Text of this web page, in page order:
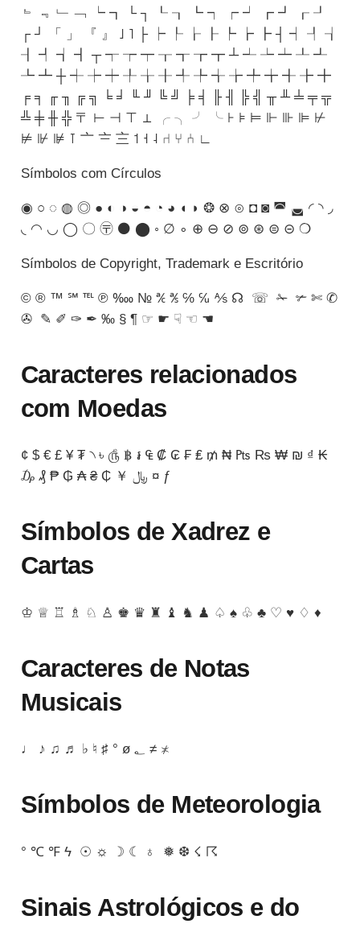
﹄ ﹃ ﹂ ﹁ ┕ ┓ └ ┐ ┖ ┒ ┗ ┑ ┍ ┙ ┏ ┛ ┎ ┚
┌ ┘ 「 」 『 』 ˩ ˥ ├ ┝ ┞ ┟ ┠ ┡ ┢ ┣ ┤ ┥ ┦ ┧
┨ ┩ ┪ ┫ ┬ ┭ ┮ ┯ ┰ ┱ ┲ ┳ ┴ ┵ ┶ ┷ ┸ ┹
┺ ┻ ┼ ┽ ┾ ┿ ╀ ╁ ╂ ╃ ╄ ╅ ╆ ╇ ╈ ╉ ╊ ╋
╒ ╕ ╓ ╖ ╔ ╗ ╘ ╛ ╙ ╜ ╚ ╝ ╞ ╡ ╟ ╢ ╠ ╣ ╥ ╨ ╧ ╤ ╦
╩ ╪ ╫ ╬ 〒 ⊢ ⊣ ⊤ ⊥ ╭ ╮ ╯ ╰ ⊦ ⊧ ⊨ ⊩ ⊪ ⊫ ⊬
⊭ ⊮ ⊯ ⊺ 〦 〧 〨 ˦ ˧ ˨ ⑁ ⑂ ⑃ ∟
Símbolos com Círculos
◉ ○ ◌ ◍ ◎ ● ◐ ◑ ◒ ◓ ◔ ◕ ◖ ◗ ❂ ⊗ ⊙ ◘ ◙ ◚ ◛ ◜ ◝ ◞
◟ ◠ ◡ ◯ 〇 〶 ⚫ ⬤ ◦ ∅ ∘ ⊕ ⊖ ⊘ ⊚ ⊛ ⊜ ⊝ ❍
Símbolos de Copyright, Trademark e Escritório
© ® ™ ℠ ℡ ℗ ‱ № ℀ ℁ ℅ ℆ ⅍ ☊ ☏ ✁ ✃ ✄ ✆
✇ ✎ ✐ ✑ ✒ ‰ § ¶ ☞ ☛ ☟ ☜ ☚
Caracteres relacionados
com Moedas
¢ $ € £ ¥ ₮ ৲ ৳ ௹ ฿ ៛ ₠ ₡ ₢ ₣ ₤ ₥ ₦ ₧ ₨ ₩ ₪ ₫ ₭
₯ ₰ ₱ ₲ ₳ ₴ ₵ ￥ ﷼ ¤ ƒ
Símbolos de Xadrez e
Cartas
♔ ♕ ♖ ♗ ♘ ♙ ♚ ♛ ♜ ♝ ♞ ♟ ♤ ♠ ♧ ♣ ♡ ♥ ♢ ♦
Caracteres de Notas
Musicais
♩ ♪ ♫ ♬ ♭ ♮ ♯ ° ø ؂ ≠ ≭
Símbolos de Meteorologia
° ℃ ℉ ϟ ☉ ☼ ☽ ☾ ♁ ❅ ❆ ☇ ☈
Sinais Astrológicos e do